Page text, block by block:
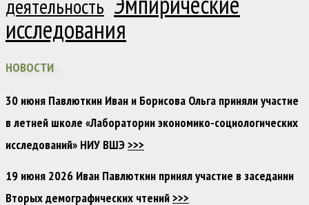
деятельность
исследования
НОВОСТИ
30 июня Павлюткин Иван и Борисова Ольга приняли участие
в летней школе «Лаборатории экономико-социологических
исследований» НИУ ВШЭ>>>
19 июня 2026 Иван Павлюткин принял участие в заседании
Вторых демографических чтений>>>